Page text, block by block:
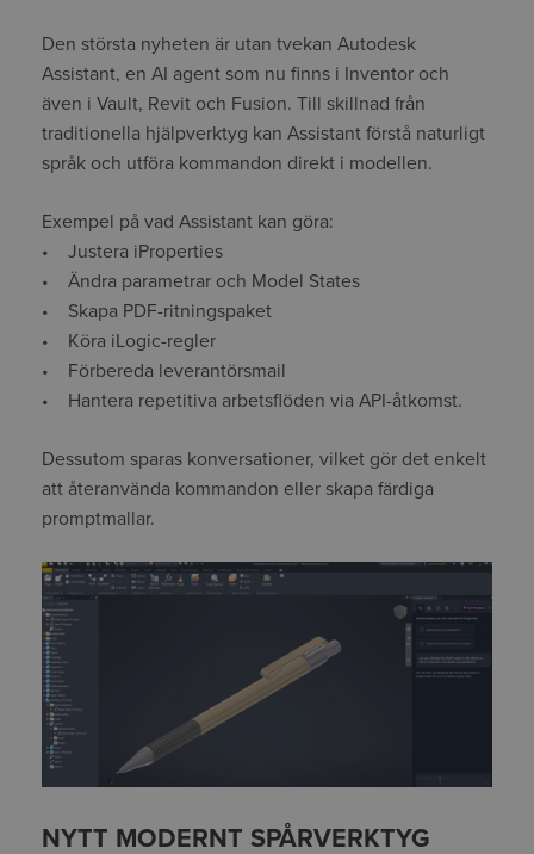
Den största nyheten är utan tvekan Autodesk
Assistant, en AI agent som nu finns i Inventor och
även i Vault, Revit och Fusion. Till skillnad från
traditionella hjälpverktyg kan Assistant förstå naturligt
språk och utföra kommandon direkt i modellen.
Exempel på vad Assistant kan göra:
• Justera iProperties
• Ändra parametrar och Model States
• Skapa PDF-ritningspaket
• Köra iLogic-regler
• Förbereda leverantörsmail
• Hantera repetitiva arbetsflöden via API-åtkomst.
Dessutom sparas konversationer, vilket gör det enkelt
att återanvända kommandon eller skapa färdiga
promptmallar.
NYTT MODERNT SPÅRVERKTYG